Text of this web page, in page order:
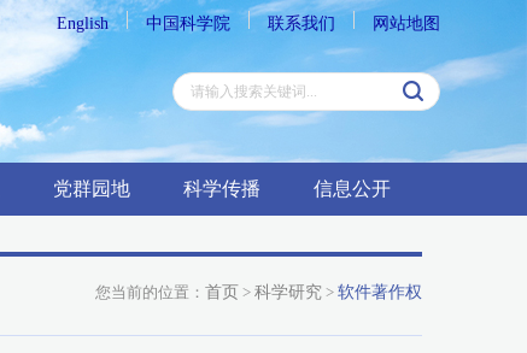
English 中国科学院 联系我们 网站地图
党群园地 科学传播 信息公开
您当前的位置： 首页 > 科学研究 > 软件著作权